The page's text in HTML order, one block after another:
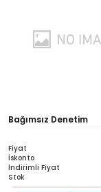
Bağımsız Denetim
Fiyat
İskonto
İndirimli Fiyat
Stok